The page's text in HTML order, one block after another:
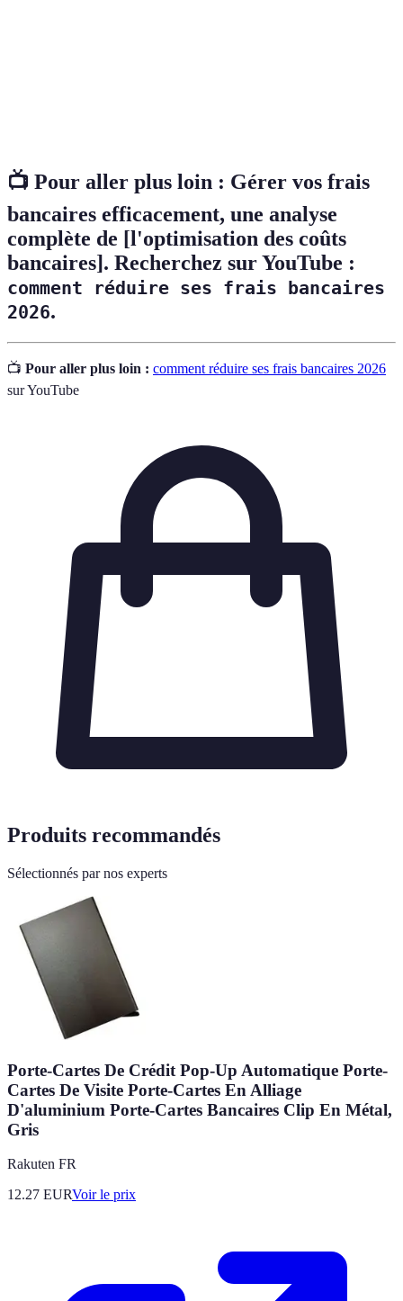
📺 Pour aller plus loin : Gérer vos frais
bancaires efficacement, une analyse
complète de [l'optimisation des coûts
bancaires]. Recherchez sur YouTube :
comment réduire ses frais bancaires
2026.
📺 Pour aller plus loin : comment réduire ses frais bancaires 2026
sur YouTube
Produits recommandés
Sélectionnés par nos experts
Porte-Cartes De Crédit Pop-Up Automatique Porte-
Cartes De Visite Porte-Cartes En Alliage
D'aluminium Porte-Cartes Bancaires Clip En Métal,
Gris
Rakuten FR
12.27 EURVoir le prix